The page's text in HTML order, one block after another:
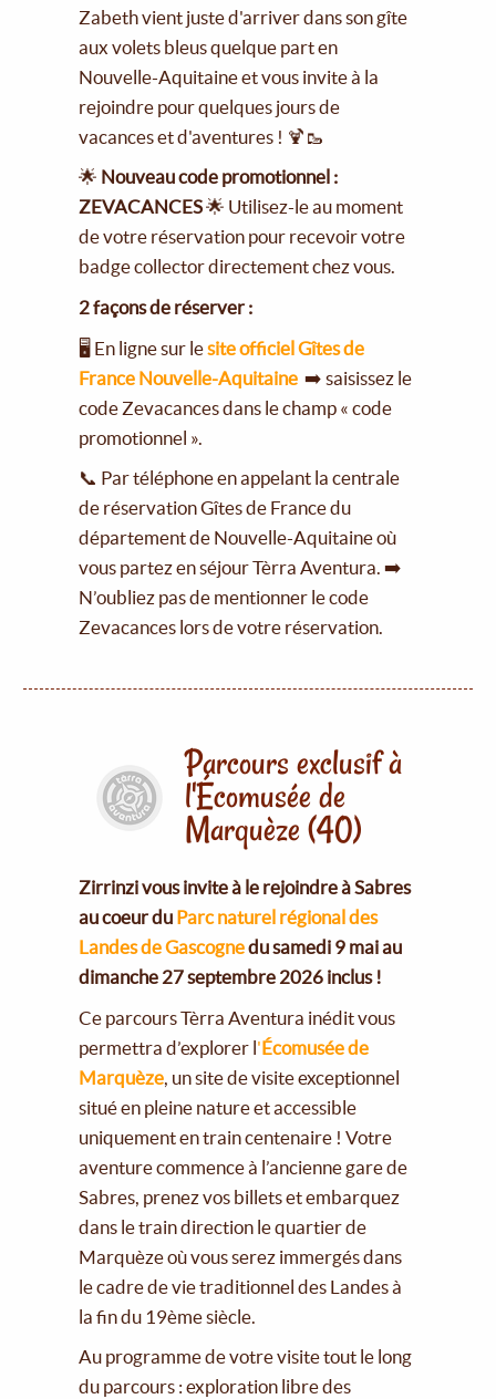
Zabeth vient juste d'arriver dans son gîte
aux volets bleus quelque part en
Nouvelle-Aquitaine et vous invite à la
rejoindre pour quelques jours de
vacances et d'aventures ! 🍹🥾
🌟 Nouveau code promotionnel :
ZEVACANCES🌟 Utilisez-le au moment
de votre réservation pour recevoir votre
badge collector directement chez vous.
2 façons de réserver :
🖥️ En ligne sur lesite officiel Gîtes de
France Nouvelle-Aquitaine ➡️ saisissez le
code Zevacances dans le champ « code
promotionnel ».
📞 Par téléphone en appelant la centrale
de réservation Gîtes de France du
département de Nouvelle-Aquitaine où
vous partez en séjour Tèrra Aventura. ➡️
N’oubliez pas de mentionner le code
Zevacances lors de votre réservation.
Parcours exclusif à
l'Écomusée de
Marquèze (40)
Zirrinzi vous invite à le rejoindre à Sabres
au coeur du Parc naturel régional des
Landes de Gascognedu samedi 9 mai au
dimanche 27 septembre 2026 inclus !
Ce parcours Tèrra Aventura inédit vous
permettra d’explorer l'Écomusée de
Marquèze , un site de visite exceptionnel
situé en pleine nature et accessible
uniquement en train centenaire ! Votre
aventure commence à l’ancienne gare de
Sabres, prenez vos billets et embarquez
dans le train direction le quartier de
Marquèze où vous serez immergés dans
le cadre de vie traditionnel des Landes à
la fin du 19ème siècle.
Au programme de votre visite tout le long
du parcours : exploration libre des